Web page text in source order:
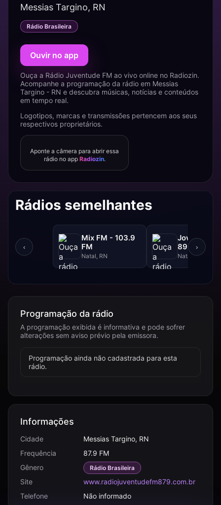
Messias Targino, RN
Rádio Brasileira
Ouvir no app
Ouça a Rádio Juventude FM ao vivo online no Radiozin.
Acompanhe a programação da rádio em Messias
Targino - RN e descubra músicas, notícias e conteúdos
em tempo real.
Logotipos, marcas e transmissões pertencem aos seus
respectivos proprietários.
Aponte a câmera para abrir essa
rádio no app Radiozin.
Rádios semelhantes
‹
Mix FM - 103.9
FM
Natal, RN
Jovem Pan
89.9 FM
Natal, RN
›
Programação da rádio
A programação exibida é informativa e pode sofrer
alterações sem aviso prévio pela emissora.
Programação ainda não cadastrada para esta
rádio.
Informações
Cidade
Messias Targino, RN
Frequência
87.9 FM
Gênero
Rádio Brasileira
Site
www.radiojuventudefm879.com.br
Telefone
Não informado